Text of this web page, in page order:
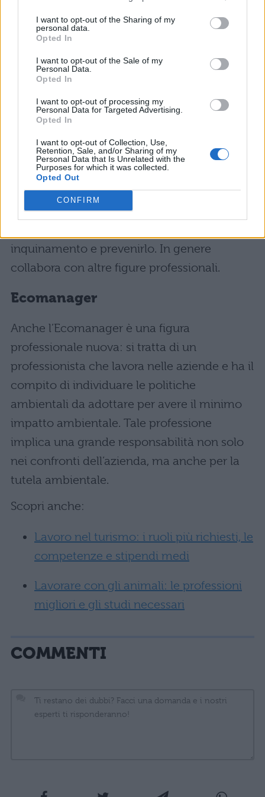
I want to opt-out of the Sharing of my
personal data.
Opted In
I want to opt-out of the Sale of my
Personal Data.
Opted In
I want to opt-out of processing my
Personal Data for Targeted Advertising.
Opted In
I want to opt-out of Collection, Use,
Retention, Sale, and/or Sharing of my
Personal Data that Is Unrelated with the
Purposes for which it was collected.
Opted Out
CONFIRM
Si tratta di una figura professionale nuova,
che ha il compito di controllare che i
processi produttivi rispettino le norme
ambientali. Può quindi lavorare in vari settori
ed è importante per salvaguardare il
territorio nell’ambito produzione industriale.
Tecnico di monitoraggio
ambientale
Il tecnico di monitoraggio ambientale è un
professionista che analizza e controlla i
parametri ambientali in una determinata
inquinamento e prevenirlo. In genere
collabora con altre figure professionali.
Ecomanager
Anche l’Ecomanager è una figura
professionale nuova: si tratta di un
professionista che lavora nelle aziende e ha il
compito di individuare le politiche
ambientali da adottare per avere il minimo
impatto ambientale. Tale professione
implica una grande responsabilità non solo
nei confronti dell’azienda, ma anche per la
tutela ambientale.
Scopri anche:
Lavoro nel turismo: i ruoli più richiesti, le
competenze e stipendi medi
Lavorare con gli animali: le professioni
migliori e gli studi necessari
COMMENTI